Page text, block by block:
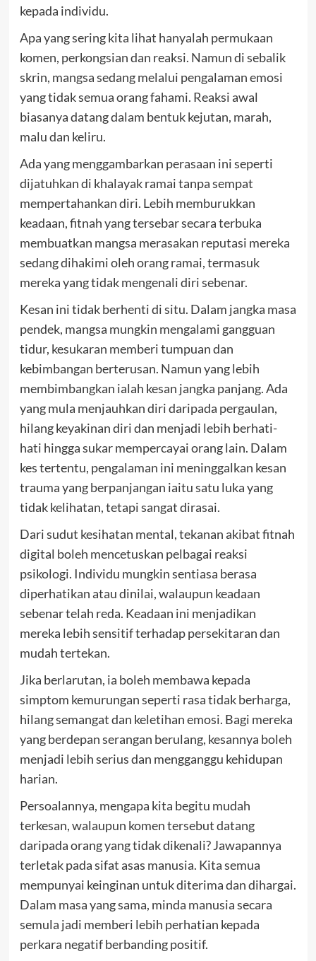
kepada individu.
Apa yang sering kita lihat hanyalah permukaan
komen, perkongsian dan reaksi. Namun di sebalik
skrin, mangsa sedang melalui pengalaman emosi
yang tidak semua orang fahami. Reaksi awal
biasanya datang dalam bentuk kejutan, marah,
malu dan keliru.
Ada yang menggambarkan perasaan ini seperti
dijatuhkan di khalayak ramai tanpa sempat
mempertahankan diri. Lebih memburukkan
keadaan, fitnah yang tersebar secara terbuka
membuatkan mangsa merasakan reputasi mereka
sedang dihakimi oleh orang ramai, termasuk
mereka yang tidak mengenali diri sebenar.
Kesan ini tidak berhenti di situ. Dalam jangka masa
pendek, mangsa mungkin mengalami gangguan
tidur, kesukaran memberi tumpuan dan
kebimbangan berterusan. Namun yang lebih
membimbangkan ialah kesan jangka panjang. Ada
yang mula menjauhkan diri daripada pergaulan,
hilang keyakinan diri dan menjadi lebih berhati-
hati hingga sukar mempercayai orang lain. Dalam
kes tertentu, pengalaman ini meninggalkan kesan
trauma yang berpanjangan iaitu satu luka yang
tidak kelihatan, tetapi sangat dirasai.
Dari sudut kesihatan mental, tekanan akibat fitnah
digital boleh mencetuskan pelbagai reaksi
psikologi. Individu mungkin sentiasa berasa
diperhatikan atau dinilai, walaupun keadaan
sebenar telah reda. Keadaan ini menjadikan
mereka lebih sensitif terhadap persekitaran dan
mudah tertekan.
Jika berlarutan, ia boleh membawa kepada
simptom kemurungan seperti rasa tidak berharga,
hilang semangat dan keletihan emosi. Bagi mereka
yang berdepan serangan berulang, kesannya boleh
menjadi lebih serius dan mengganggu kehidupan
harian.
Persoalannya, mengapa kita begitu mudah
terkesan, walaupun komen tersebut datang
daripada orang yang tidak dikenali? Jawapannya
terletak pada sifat asas manusia. Kita semua
mempunyai keinginan untuk diterima dan dihargai.
Dalam masa yang sama, minda manusia secara
semula jadi memberi lebih perhatian kepada
perkara negatif berbanding positif.